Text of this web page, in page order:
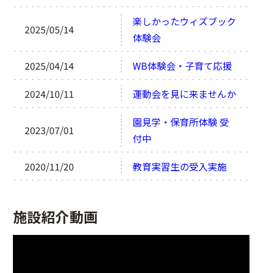
2025/05/14
楽しかったウィズブック
体験会
2025/04/14
WB体験会・子育て応援
2024/10/11
運動会を見に来ませんか
2023/07/01
園見学・保育所体験 受
付中
2020/11/20
教育実習生の受入実施
施設紹介動画